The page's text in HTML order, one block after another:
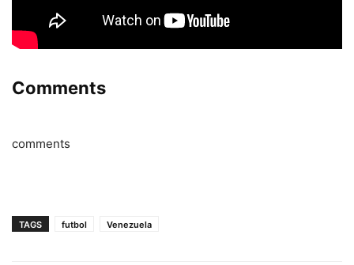
Comments
comments
TAGS futbol Venezuela